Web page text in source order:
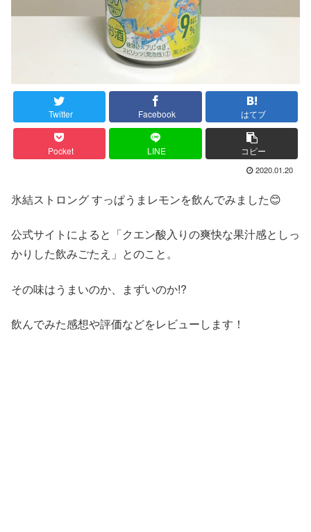
Twitter Facebook はてブ
Pocket LINE コピー
2020.01.20
氷結ストロング すっぱうまレモンを飲んでみました😊
公式サイトによると「クエン酸入りの爽快な果汁感としっ
かりした飲みごたえ」とのこと。
その味はうまいのか、まずいのか!?
飲んでみた感想や評価などをレビューします！